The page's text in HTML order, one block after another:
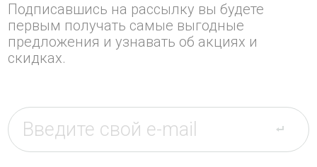
Подписавшись на рассылку вы будете
первым получать самые выгодные
предложения и узнавать об акциях и
скидках.